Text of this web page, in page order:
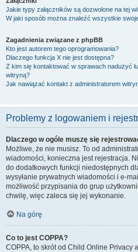
Jakie typy załączników są dozwolone na tej
W jaki sposób można znaleźć wszystkie
Zagadnienia związane z phpBB
Kto jest autorem tego oprogramowania?
Dlaczego funkcja X nie jest dostępna?
Z kim się kontaktować w sprawach nadużyć
witryną?
Jak nawiązać kontakt z administratorem
Problemy z logowaniem i
Dlaczego w ogóle muszę się
Możliwe, że nie musisz. To od
wiadomości, konieczna jest rejestracja.
do dodatkowych funkcji niedostępnych
wysyłanie prywatnych wiadomości i e-
możliwość przypisania do grup
chwilę, więc zaleca się jej wykonanie.
Na górę
Co to jest COPPA?
COPPA, to skrót od Child Online Privacy